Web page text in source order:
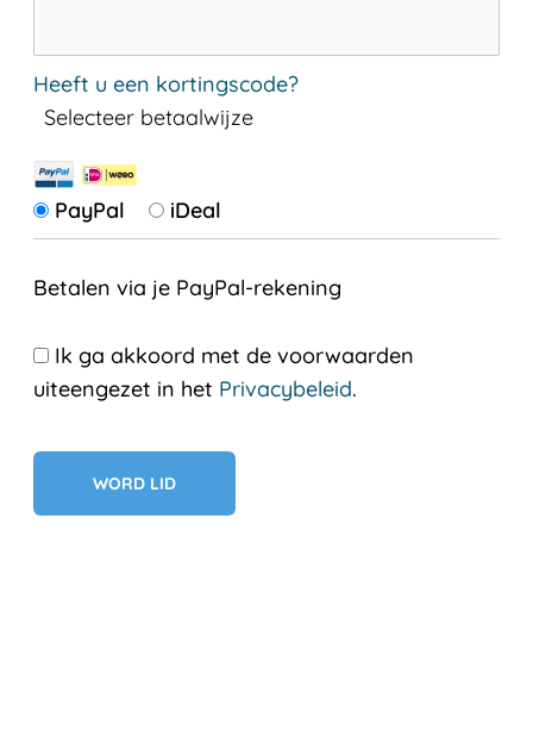
Heeft u een kortingscode?
Selecteer betaalwijze
PayPal iDeal
Betalen via je PayPal-rekening
Ik ga akkoord met de voorwaarden
uiteengezet in het Privacybeleid.
Geen val